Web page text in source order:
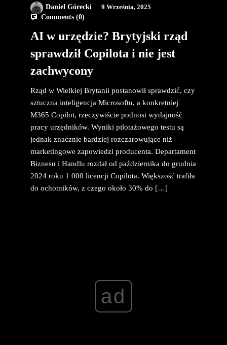
Daniel Górecki
9 Września, 2025
Comments (0)
AI w urzędzie? Brytyjski rząd
sprawdził Copilota i nie jest
zachwycony
Rząd w Wielkiej Brytanii postanowił sprawdzić, czy
sztuczna inteligencja Microsoftu, a konkretniej
M365 Copilot, rzeczywiście podnosi wydajność
pracy urzędników. Wyniki pilotażowego testu są
jednak znacznie bardziej rozczarowujące niż
marketingowe zapowiedzi producenta. Departament
Biznesu i Handlu rozdał od października do grudnia
2024 roku 1 000 licencji Copilota. Większość trafiła
do ochotników, z czego około 30% do […]
ad